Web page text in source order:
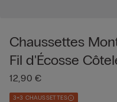
Chaussettes
Fil d'Écosse
12,90 €
3+3 CHAUSSETTES